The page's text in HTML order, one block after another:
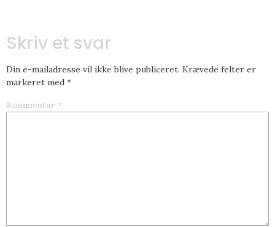
Skriv et svar
Din e-mailadresse vil ikke blive publiceret. Krævede felter er
markeret med *
Kommentar *